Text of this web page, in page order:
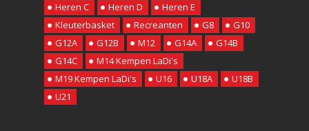
Heren C
Heren D
Heren E
Kleuterbasket
Recreanten G8
G10
G12A
G12B M12 G14A
G14B
G14C
M14 Kempen LaDi's
M19 Kempen LaDi's
U16 U18A
U18B
U21